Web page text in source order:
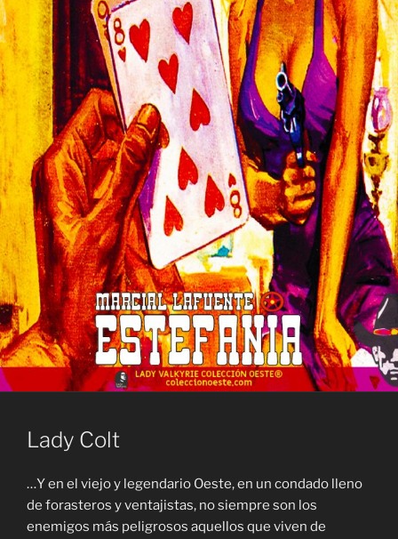
Lady Colt
…Y en el viejo y legendario Oeste, en un condado lleno
de forasteros y ventajistas, no siempre son los
enemigos más peligrosos aquellos que viven de